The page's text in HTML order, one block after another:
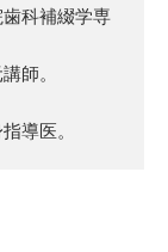
科補綴学専
師。
導医。